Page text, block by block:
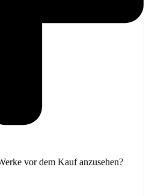
vor dem Kauf anzusehen?